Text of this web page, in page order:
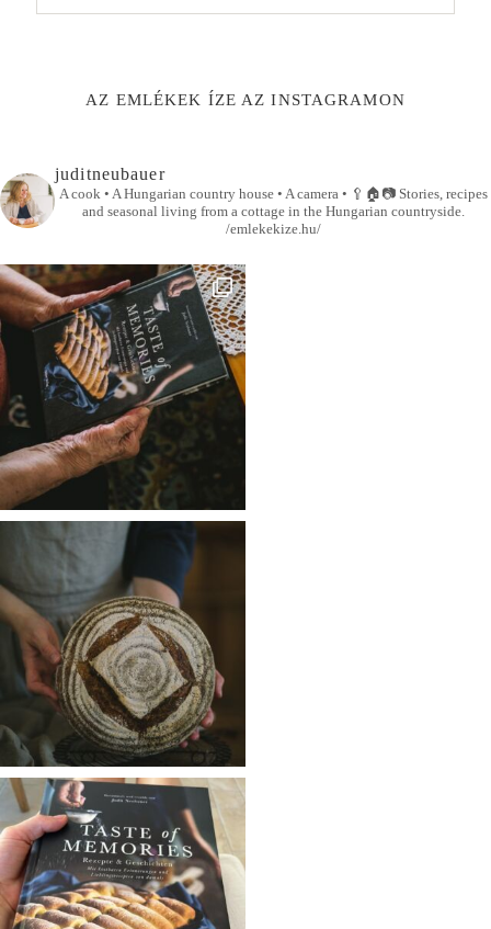
AZ EMLÉKEK ÍZE AZ INSTAGRAMON
juditneubauer
A cook • A Hungarian country house • A camera • 🥄🏠📷Stories, recipes
and seasonal living from a cottage in the Hungarian countryside.
/emlekekize.hu/